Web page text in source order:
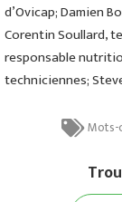
d’Ovicap; Damien
Corentin Soullard,
responsable
techniciennes;
Mots-